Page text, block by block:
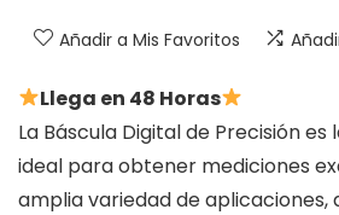
Añadir a Mis Favoritos
Llega en 48 Horas
La Báscula Digital de Precisión
ideal para obtener mediciones
amplia variedad de aplicaciones,